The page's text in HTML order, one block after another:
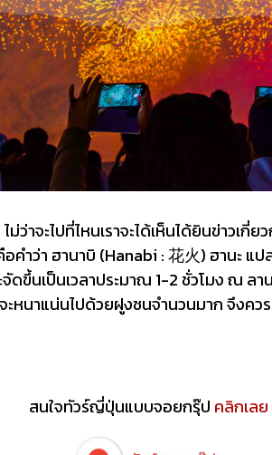
าจะไปที่ไหนเราจะได้เห็นได้ยินข่าวเ
ำว่า ฮานาบิ (Hanabi : 花火) ฮานะ แ
ขึ้นเป็นเวลาประมาณ 1-2 ชั่วโมง ณ ล
หนาแน่นไปด้วยฝูงชนจำนวนมาก จึงค
สนใจทัวร์ญี่ปุ่นแบบจอยกรุ๊ป คลิกเลย